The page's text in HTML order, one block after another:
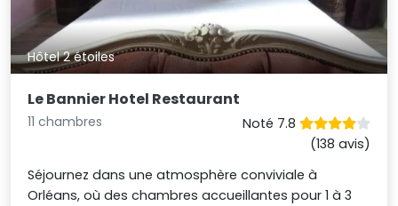
Hôtel 2 étoiles
Le Bannier Hotel Restaurant
11 chambres
Noté 7.8
(138 avis)
Séjournez dans une atmosphère conviviale à
Orléans, où des chambres accueillantes pour 1 à 3